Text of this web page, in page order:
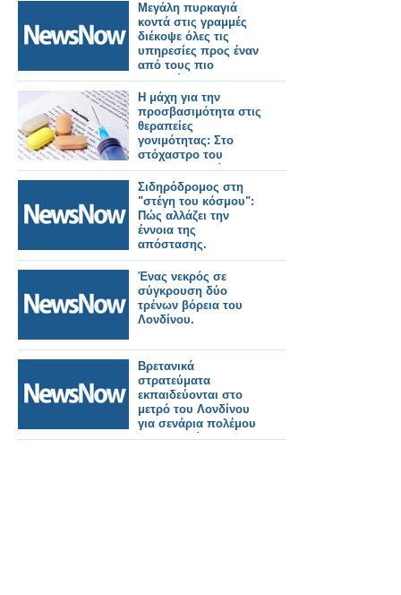
Μεγάλη πυρκαγιά
κοντά στις γραμμές
διέκοψε όλες τις
υπηρεσίες προς έναν
από τους πιο
πολυσύχναστους
σιδηροδρομικούς
σταθμούς του
Λονδίνου.
Η μάχη για την
προσβασιμότητα στις
θεραπείες
γονιμότητας: Στο
στόχαστρο του
φαρμακευτικού
κόσμου οι πρακτικές
της εταιρείας Merck
Σιδηρόδρομος στη
"στέγη του κόσμου":
Πώς αλλάζει την
έννοια της
απόστασης.
Ένας νεκρός σε
σύγκρουση δύο
τρένων βόρεια του
Λονδίνου.
Βρετανικά
στρατεύματα
εκπαιδεύονται στο
μετρό του Λονδίνου
για σενάρια πολέμου
με τη Ρωσία!